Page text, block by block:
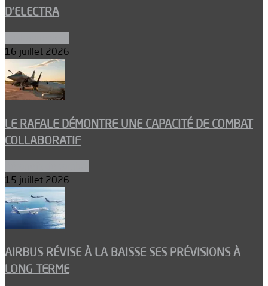
D’ELECTRA
16 juillet 2026
LE RAFALE DÉMONTRE UNE CAPACITÉ DE COMBAT
COLLABORATIF
15 juillet 2026
AIRBUS RÉVISE À LA BAISSE SES PRÉVISIONS À
LONG TERME